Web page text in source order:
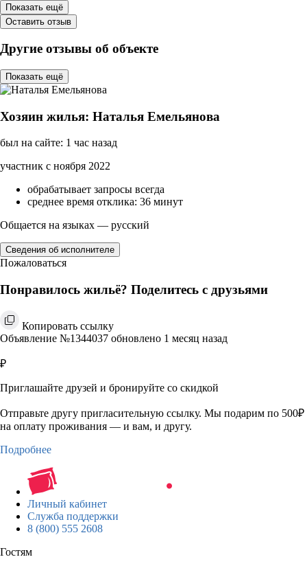
Показать ещё
Оставить отзыв
Другие отзывы об объекте
Показать ещё
Хозяин жилья: Наталья Емельянова
был на сайте: 1 час назад
участник с ноября 2022
обрабатывает запросы всегда
среднее время отклика: 36 минут
Общается на языках — русский
Сведения об исполнителе
Пожаловаться
Понравилось жильё? Поделитесь с друзьями
Копировать ссылку
Объявление №1344037 обновлено 1 месяц назад
₽
Приглашайте друзей и бронируйте со скидкой
Отправьте другу пригласительную ссылку. Мы подарим по 500₽
на оплату проживания — и вам, и другу.
Подробнее
Личный кабинет
Служба поддержки
8 (800) 555 2608
Гостям